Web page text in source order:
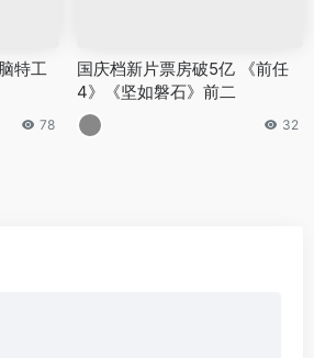
特工
78
国庆档新片票房破5亿 《前任
4》《坚如磐石》前二
32